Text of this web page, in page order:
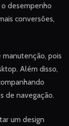
desempenho
conversões,
pois
Além disso,
de navegação.
um design